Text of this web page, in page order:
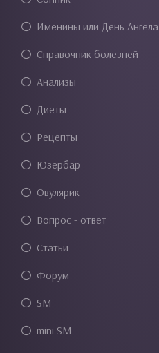
Именины или День Ангела
Справочник болезней
Анализы
Диеты
Рецепты
Юзербар
Овулярик
Вопрос - ответ
Статьи
Форум
SM
mini SM